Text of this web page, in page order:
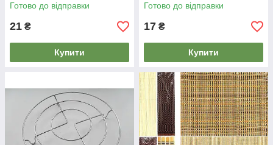
Готово до відправки
21 ₴
Купити
Готово до відправки
17 ₴
Купити